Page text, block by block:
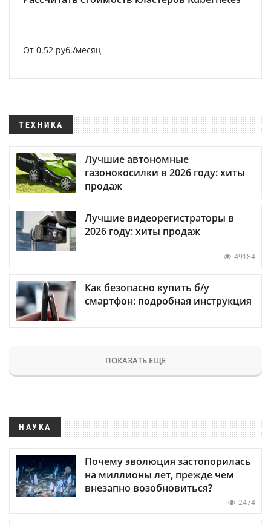
От 0.52 руб./месяц
ТЕХНИКА
Лучшие автономные
газонокосилки в 2026 году: хиты
продаж
Лучшие видеорегистраторы в
2026 году: хиты продаж
49184
Как безопасно купить б/у
смартфон: подробная инструкция
ПОКАЗАТЬ ЕЩЕ
НАУКА
Почему эволюция застопорилась
на миллионы лет, прежде чем
внезапно возобновиться?
2474